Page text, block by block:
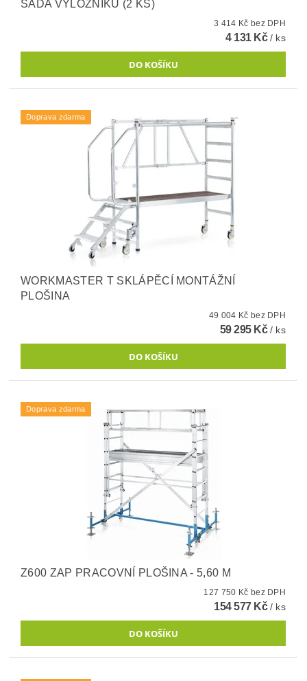
SADA VÝLOŽNÍKŮ (2 KS)
3 414 Kč bez DPH
4 131 Kč/ ks
Doprava zdarma
WORKMASTER T SKLÁPĚCÍ MONTÁŽNÍ
PLOŠINA
49 004 Kč bez DPH
59 295 Kč/ ks
Doprava zdarma
Z600 ZAP PRACOVNÍ PLOŠINA - 5,60 M
127 750 Kč bez DPH
154 577 Kč/ ks